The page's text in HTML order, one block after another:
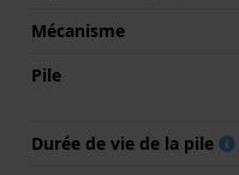
Mécanisme
Pile
Durée de vie de la pile